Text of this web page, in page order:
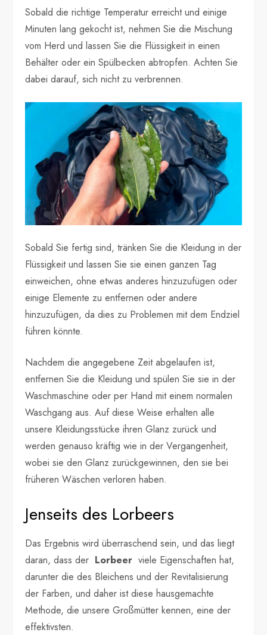
Sobald die richtige Temperatur erreicht und einige
Minuten lang gekocht ist, nehmen Sie die Mischung
vom Herd und lassen Sie die Flüssigkeit in einen
Behälter oder ein Spülbecken abtropfen. Achten Sie
dabei darauf, sich nicht zu verbrennen.
Sobald Sie fertig sind, tränken Sie die Kleidung in der
Flüssigkeit und lassen Sie sie einen ganzen Tag
einweichen, ohne etwas anderes hinzuzufügen oder
einige Elemente zu entfernen oder andere
hinzuzufügen, da dies zu Problemen mit dem Endziel
führen könnte.
Nachdem die angegebene Zeit abgelaufen ist,
entfernen Sie die Kleidung und spülen Sie sie in der
Waschmaschine oder per Hand mit einem normalen
Waschgang aus. Auf diese Weise erhalten alle
unsere Kleidungsstücke ihren Glanz zurück und
werden genauso kräftig wie in der Vergangenheit,
wobei sie den Glanz zurückgewinnen, den sie bei
früheren Wäschen verloren haben.
Jenseits des Lorbeers
Das Ergebnis wird überraschend sein, und das liegt
daran, dass der Lorbeer viele Eigenschaften hat,
darunter die des Bleichens und der Revitalisierung
der Farben, und daher ist diese hausgemachte
Methode, die unsere Großmütter kennen, eine der
effektivsten.